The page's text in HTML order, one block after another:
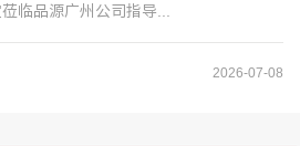
临品源广州公司指导...
2026-07-08